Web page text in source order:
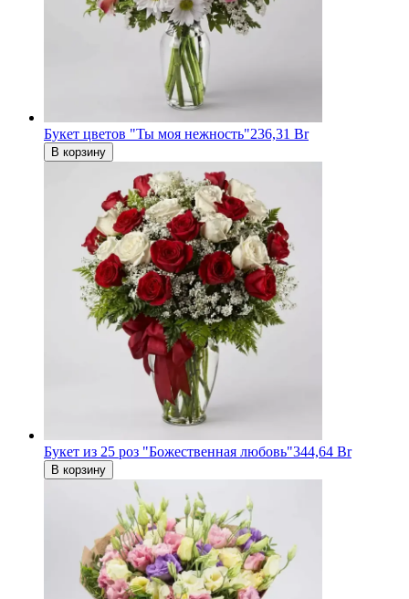
Букет цветов "Ты моя нежность"236,31 Br
В корзину
Букет из 25 роз "Божественная любовь"344,64 Br
В корзину